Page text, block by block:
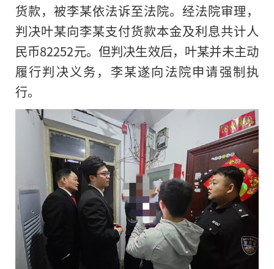
货款，被李某依法诉至法院。经法院审理，
判决叶某向李某支付货款本金及利息共计人
民币82252元。但判决生效后，叶某并未主动
履行判决义务，李某遂向法院申请强制执
行。